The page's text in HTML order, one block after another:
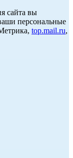
сайта вы
персональные
top.mail.ru,